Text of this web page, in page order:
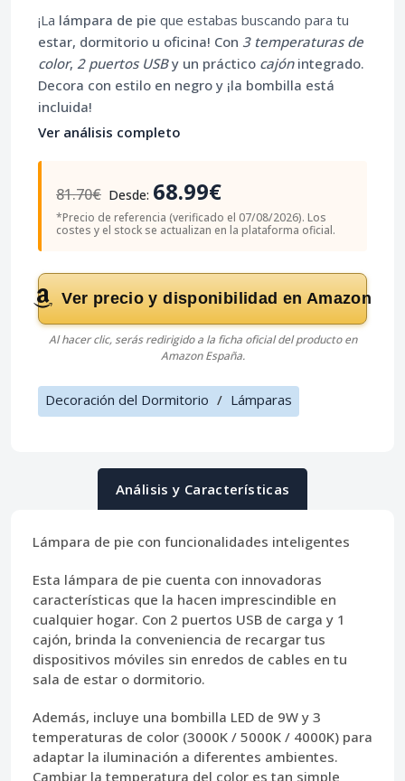
¡La lámpara de pie que estabas buscando para tu
estar, dormitorio u oficina! Con 3 temperaturas de
color, 2 puertos USBy un práctico cajónintegrado.
Decora con estilo en negro y ¡la bombilla está
incluida!
Ver análisis completo
81.70€ Desde: 68.99€
*Precio de referencia (verificado el 07/08/2026). Los
costes y el stock se actualizan en la plataforma oficial.
Ver precio y disponibilidad en Amazon
Al hacer clic, serás redirigido a la ficha oficial del producto en
Amazon España.
Decoración del Dormitorio / Lámparas
Análisis y Características
Lámpara de pie con funcionalidades inteligentes
Esta lámpara de pie cuenta con innovadoras
características que la hacen imprescindible en
cualquier hogar. Con 2 puertos USB de carga y 1
cajón, brinda la conveniencia de recargar tus
dispositivos móviles sin enredos de cables en tu
sala de estar o dormitorio.
Además, incluye una bombilla LED de 9W y 3
temperaturas de color (3000K / 5000K / 4000K) para
adaptar la iluminación a diferentes ambientes.
Cambiar la temperatura del color es tan simple